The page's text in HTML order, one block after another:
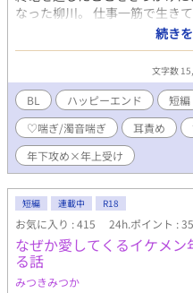
なった柳川。 仕事一筋で生き
むことも、誰かが帰りを待っ
上手で気遣い上手な橘は、少
く。 ランチの写真を送り合う
る夕飯。 休日の朝に漂うコー
下だったはずなのに、気づけば
になっていた。 けれど橘の優
らずに……。
続き
文字数
BL ハッピーエンド 短編
♡喘ぎ/濁音喘ぎ
耳責め
年下攻め×年上受け
短編 連載中 R18
お気に入り : 415 24h.ポイント : 35
なぜか愛してくるイケメ
る話
みつきみつか